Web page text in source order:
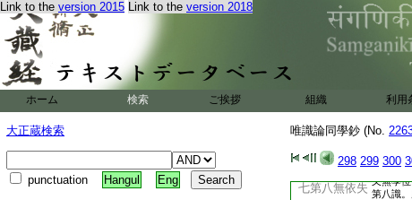
Link to the version 2015 Link to the version 2018
ホーム 検索 ご挨拶 組織 利用
大正蔵検索
punctuation Hangul Eng
唯識論同學鈔 (No.
298 299 300
三違瑜伽失 論説 藏識
末那。若住
45 譬
許三 佛恒行如 二 47 鏡智
七第八無依失 又無學
第八識